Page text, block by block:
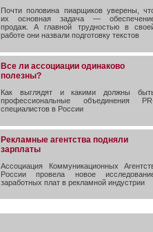
Почти половина пиарщиков уверены,
их основная задача —
продаж. А главной трудностью в
работе они назвали подготовку текстов
Все ли ассоциации одинаково
полезны?
Как выглядят и какими должны
профессиональные объединения
специалистов в России
Рекламные агентства подняли
зарплаты
Ассоциация Коммуникационных
России провела новое
заработных плат в рекламной индустрии